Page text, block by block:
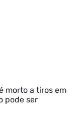
morto a tiros em
pode ser